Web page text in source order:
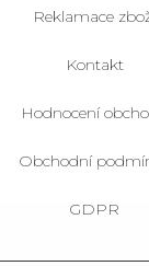
Reklamace
Kontakt
Hodnocení
Obchodní
GDPR